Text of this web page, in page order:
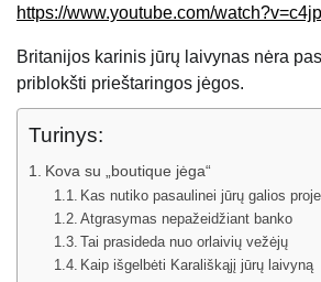
https://www.youtube.com/
Britanijos karinis jūrų laivynas nėra
priblokšti prieštaringos jėgos.
Turinys:
Kova su „boutique jėga“
Kas nutiko pasaulinei jūrų galios
Atgrasymas nepažeidžiant banko
Tai prasideda nuo orlaivių vežėjų
Kaip išgelbėti Karališkąjį jūrų laivyną